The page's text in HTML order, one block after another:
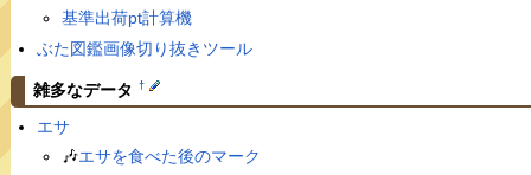
基準出荷pt計算機
ぶた図鑑画像切り抜きツール
雑多なデータ †
エサ
🎶エサを食べた後のマーク